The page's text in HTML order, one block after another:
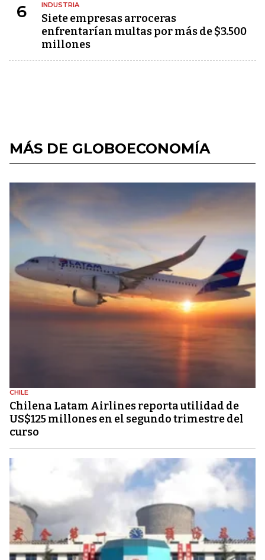
6 INDUSTRIA
Siete empresas arroceras
enfrentarían multas por más de $3.500
millones
MÁS DE GLOBOECONOMÍA
CHILE
Chilena Latam Airlines reporta utilidad de
US$125 millones en el segundo trimestre del
curso